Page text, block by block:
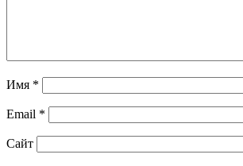
Имя *
Email *
Сайт